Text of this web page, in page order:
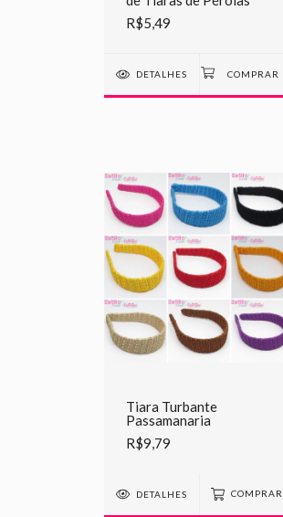
R$5,49
DETALHES
Tiara Turbante
Passamanaria
R$9,79
DETALHES COMPRAR